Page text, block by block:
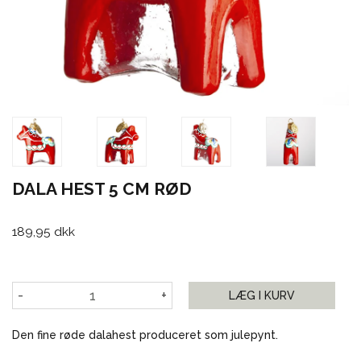
DALA HEST 5 CM RØD
189,95 dkk
- + LÆG I KURV
Den fine røde dalahest produceret som julepynt.